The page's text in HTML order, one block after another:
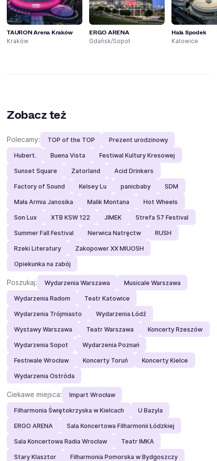
TAURON Arena Kraków
Kraków
ERGO ARENA
Gdańsk/Sopot
Hala Spodek
Katowice
Zobacz też
Polecamy: TOP of the TOP Prezent urodzinowy
Hubert. Buena Vista Festiwal Kultury Kresowej
Sunset Square Zatorland Acid Drinkers
Factory of Sound Kelsey Lu panicbaby SDM
Mała Armia Janosika Malik Montana Hot Wheels
Son Lux XTB KSW 122 JIMEK Strefa 57 Festival
Summer Fall Festival Nerwica Natręctw RUSH
Rzeki Literatury Zakopower XX MIUOSH
Opiekunka na zabój
Poszukaj: Wydarzenia Warszawa Musicale Warszawa
Wydarzenia Radom Teatr Katowice
Wydarzenia Trójmiasto Wydarzenia Łódź
Wystawy Warszawa Teatr Warszawa Koncerty Rzeszów
Wydarzenia Sopot Wydarzenia Poznań
Festiwale Wrocław Koncerty Toruń Koncerty Kielce
Wydarzenia Ostróda
Ciekawe miejsca: Impart Wrocław
Filharmonia Świętokrzyska w Kielcach U Bazyla
ERGO ARENA Sala Koncertowa Filharmonii Łódzkiej
Sala Koncertowa Radia Wrocław Teatr IMKA
Stary Klasztor Filharmonia Pomorska w Bydgoszczy